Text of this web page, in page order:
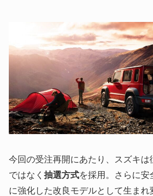
今回の受注再開にあたり、スズキは
ではなく 抽選方式を採用。さらに安
に強化した改良モデルとして生まれ